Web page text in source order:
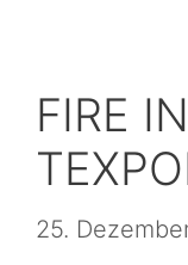
FIRE
25.